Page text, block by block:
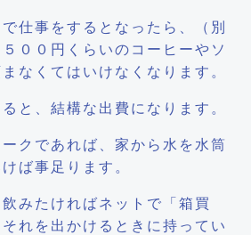
仕事をするとなったら、（別
００円くらいのコーヒーやソ
なくてはいけなくなります。
と、結構な出費になります。
クであれば、家から水を水筒
ば事足ります。
みたければネットで「箱買
れを出かけるときに持ってい